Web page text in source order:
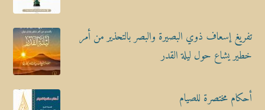
تفريغ إسعاف ذوي البصيرة والبصر بالتحذير من أمر
خطير يشاع حول ليلة القدر
أحكام مختصرة للصيام